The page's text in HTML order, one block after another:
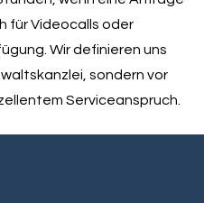
für Videocalls oder
Wir definieren uns
sondern vor
Serviceanspruch.